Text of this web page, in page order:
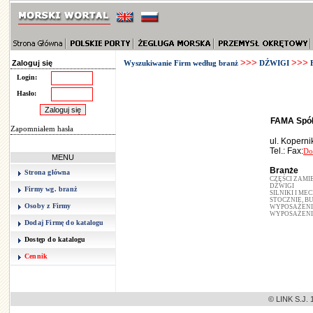
Zaloguj się
Login:
Hasło:
Zapomniałem hasła
MENU
Strona główna
Firmy wg. branż
Osoby z Firmy
Dodaj Firmę do katalogu
Dostęp do katalogu
Cennik
Wyszukiwanie Firm według branż >>> DŹWIGI >>>
FAMA
ul.
Tel.: Fax:
Branże
CZĘŚCI
DŹWIGI
SILNIKI I
STOCZNIE,
© LINK S.J.